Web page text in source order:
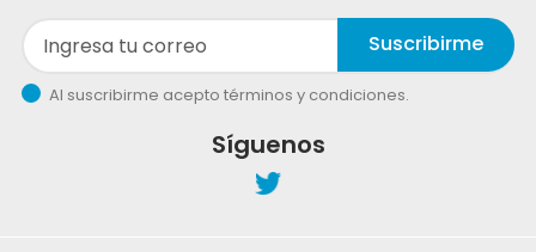
Suscribirme
Al suscribirme acepto términos y condiciones.
Síguenos